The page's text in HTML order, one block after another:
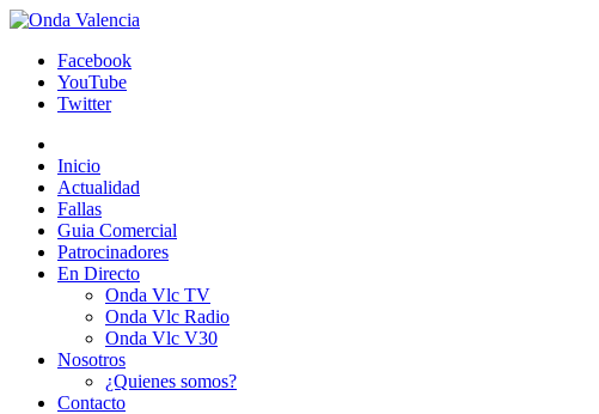
Facebook
YouTube
Twitter
Inicio
Actualidad
Fallas
Guia Comercial
Patrocinadores
En Directo
Onda Vlc TV
Onda Vlc Radio
Onda Vlc V30
Nosotros
¿Quienes somos?
Contacto